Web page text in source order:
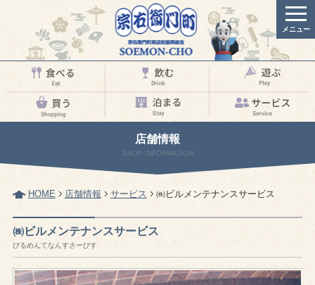
メニュー
店舗情報
SHOP INFORMATION
HOME 店舗情報 サービス ㈱ビルメンテナンスサービス
㈱ビルメンテナンスサービス
びるめんてなんすさーびす